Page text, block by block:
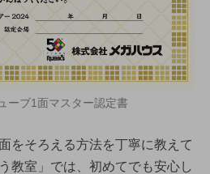
ーブ1面マスター認定書
をそろえる方法を丁寧に教えて
教室」では、初めてでも安心し